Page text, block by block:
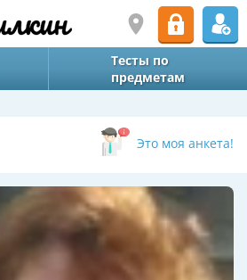
Тесты по
предметам
Это моя анкета!